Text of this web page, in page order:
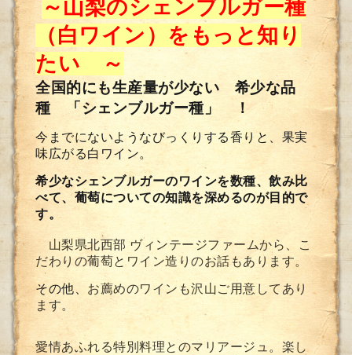
～山梨のシェンブルガー種
（白ワイン）をもっと知り
たい ～
全国的にも生産量が少ない 希少な品
種 「シェンブルガー種」 ！
今までにないようなびっくりする香りと、果実
味広がる白ワイン。
希少なシェンブルガーのワインを数種、飲み比
べて、葡萄についての知識を深めるのが目的で
す。
山梨県北西部 ヴィンテージファームから、こ
だわりの葡萄とワイン造りのお話もあります。
その他、 お薦めのワインも沢山ご用意してあり
ます。
愛情あふれる特別料理とのマリアージュ。楽し